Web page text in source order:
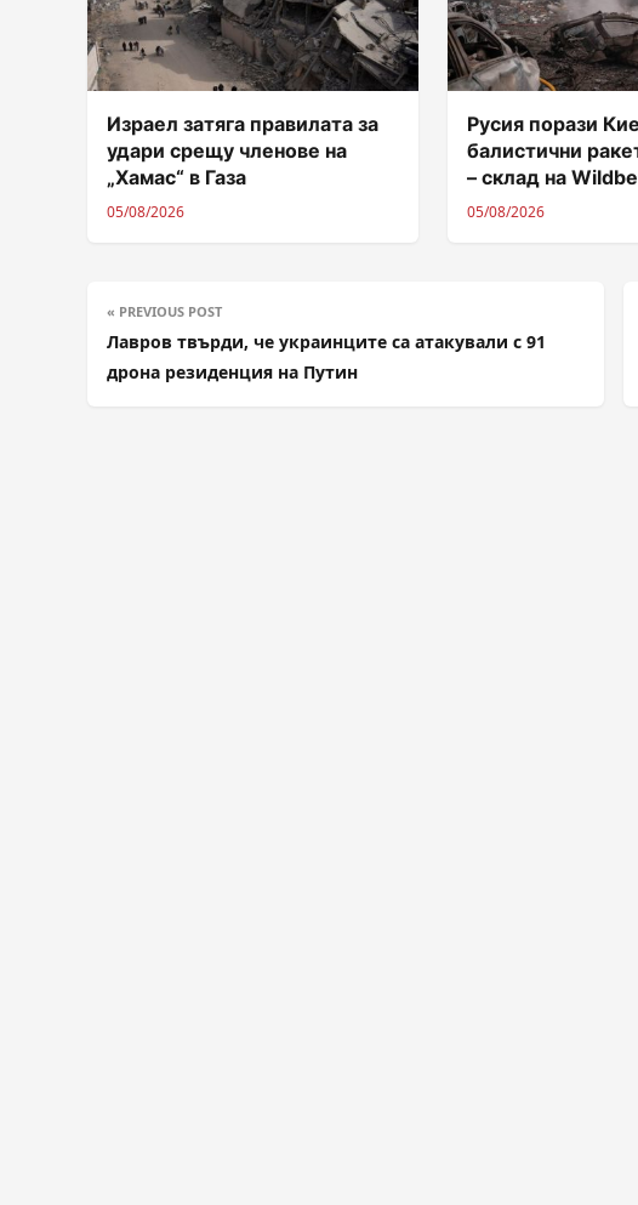
Израел затяга правилата за
удари срещу членове на
„Хамас“ в Газа
05/08/2026
Русия порази
балистични
– склад на
05/08/2026
« PREVIOUS POST
Лавров твърди, че украинците са атакували с 91
дрона резиденция на Путин